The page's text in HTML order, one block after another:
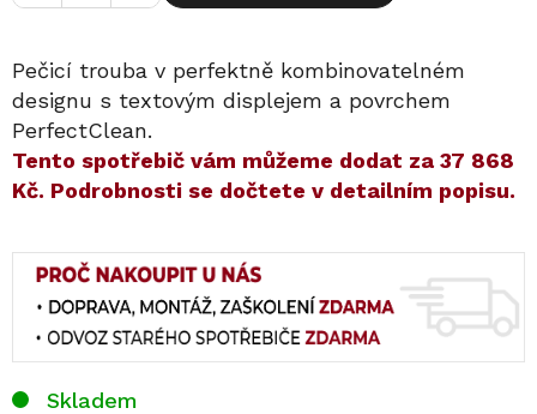
Pečicí trouba v perfektně kombinovatelném
designu s textovým displejem a povrchem
PerfectClean.
​​Tento spotřebič vám můžeme dodat za 37 868
Kč. Podrobnosti se dočtete v detailním popisu.
Skladem